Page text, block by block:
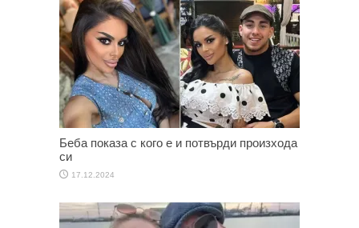
Беба показа с кого е и потвърди произхода
си
17.12.2024